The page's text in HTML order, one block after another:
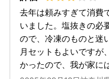
去年は頼みすぎて消費
いました。塩抜きの必
ので、冷凍のものと迷
月セットもよいですが
かったので、我が家に